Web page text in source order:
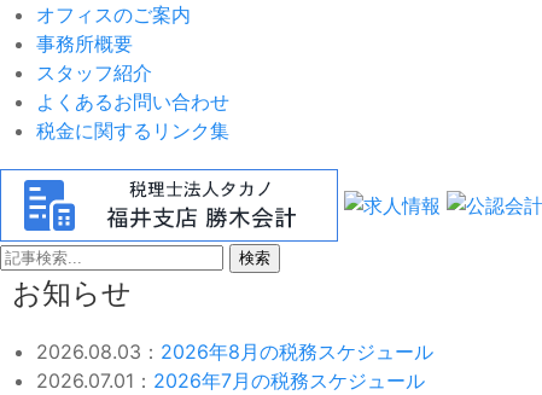
オフィスのご案内
事務所概要
スタッフ紹介
よくあるお問い合わせ
税金に関するリンク集
検索
お知らせ
2026.08.03： 2026年8月の税務スケジュール
2026.07.01： 2026年7月の税務スケジュール